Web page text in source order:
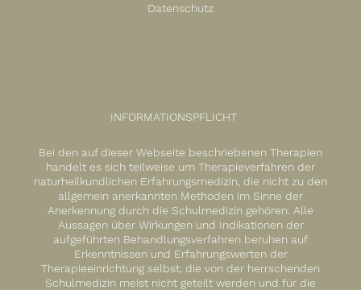
Datenschutz
INFORMATIONSPFLICHT
Bei den auf dieser Webseite beschriebenen Therapien
handelt es sich teilweise um Therapieverfahren der
naturheilkundlichen Erfahrungsmedizin, die nicht zu den
allgemein anerkannten Methoden im Sinne der
Anerkennung durch die Schulmedizin gehören. Alle
Aussagen über Wirkungen und Indikationen der
aufgeführten Behandlungsverfahren beruhen auf
Erkenntnissen und Erfahrungswerten der
Therapieeinrichtung selbst, die von der herrschenden
Schulmedizin meist nicht geteilt werden und für die